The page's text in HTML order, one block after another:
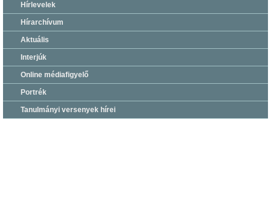
Hírlevelek
Hírarchívum
Aktuális
Interjúk
Online médiafigyelő
Portrék
Tanulmányi versenyek hírei